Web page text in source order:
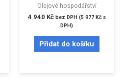
Olejové hospodářství
4 940 Kč bez DPH (5 977 Kčs
DPH)
Přidat do košíku